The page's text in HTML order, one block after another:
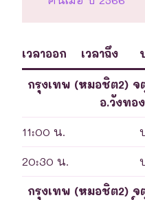
เวลาออก เวลาถึง
กรุงเทพ (หมอชิต2)
อ.วังทอ
11:00 น.
20:30 น.
กรุงเทพ (หมอชิต2)